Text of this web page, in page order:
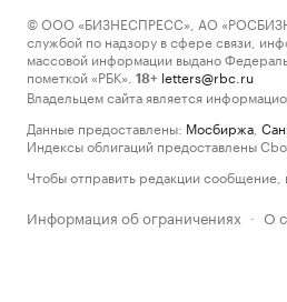
© ООО «БИЗНЕСПРЕСС», АО
службой по надзору в сфере связи,
массовой информации выдано
пометкой «РБК».
18+ letters@rbc.ru
Владельцем сайта является
Данные предоставлены: Мосбиржа
Индексы облигаций предоставлены
Чтобы отправить редакции сообщение,
Информация об ограничениях · О